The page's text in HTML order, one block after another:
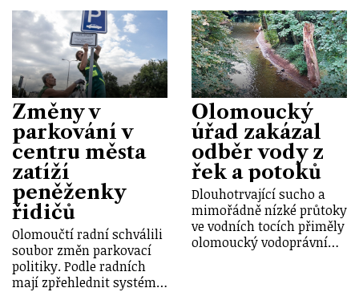
Změny v
parkování v
centru města
zatíží
peněženky
řidičů
Olomoučtí radní schválili
soubor změn parkovací
politiky. Podle radních
mají zpřehlednit systém…
Olomoucký
úřad zakázal
odběr vody z
řek a potoků
Dlouhotrvající sucho a
mimořádně nízké průtoky
ve vodních tocích přiměly
olomoucký vodoprávní…